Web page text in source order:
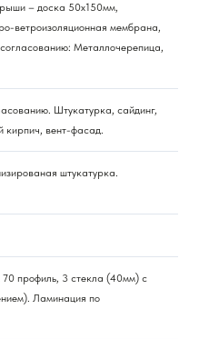
– доска 50х150мм,
ветроизоляционная мембрана,
Металлочерепица,
Штукатурка, сайдинг,
кирпич, вент-фасад.
штукатурка.
профиль, 3 стекла (40мм) с
Ламинация по